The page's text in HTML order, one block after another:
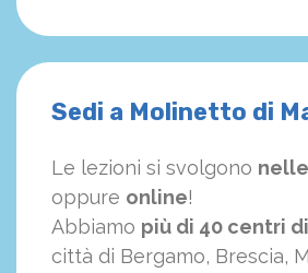
Sedi a Molinetto di
Le lezioni si svolgono
oppure online!
Abbiamo più di 40 centri
città di Bergamo, Brescia,